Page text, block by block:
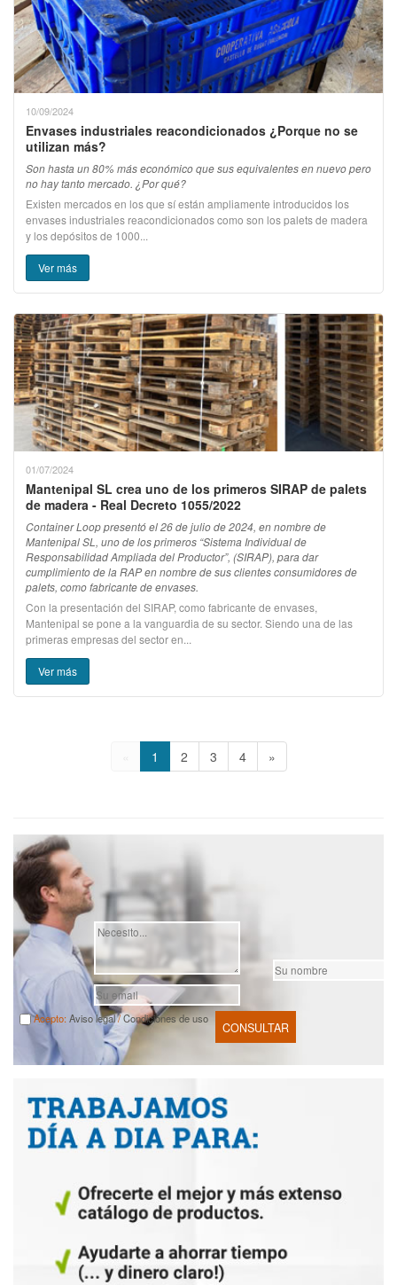
10/09/2024
Envases industriales reacondicionados ¿Porque no se
utilizan más?
Son hasta un 80% más económico que sus equivalentes en nuevo pero
no hay tanto mercado. ¿Por qué?
Existen mercados en los que sí están ampliamente introducidos los
envases industriales reacondicionados como son los palets de madera
y los depósitos de 1000...
Ver más
01/07/2024
Mantenipal SL crea uno de los primeros SIRAP de palets
de madera - Real Decreto 1055/2022
Container Loop presentó el 26 de julio de 2024, en nombre de
Mantenipal SL, uno de los primeros “Sistema Individual de
Responsabilidad Ampliada del Productor”, (SIRAP), para dar
cumplimiento de la RAP en nombre de sus clientes consumidores de
palets, como fabricante de envases.
Con la presentación del SIRAP, como fabricante de envases,
Mantenipal se pone a la vanguardia de su sector. Siendo una de las
primeras empresas del sector en...
Ver más
1 2 3 4 »
Acepto:Aviso legal/Condiciones de uso
CONSULTAR